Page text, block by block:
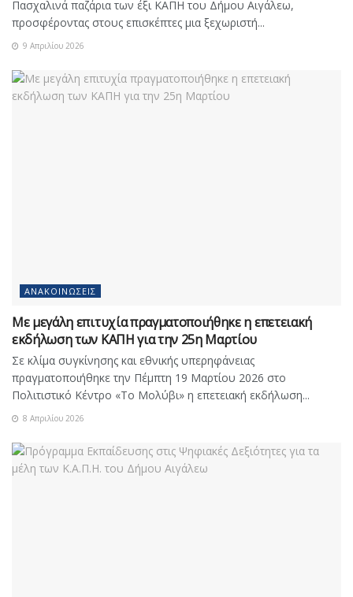
Πασχαλινά παζάρια των έξι ΚΑΠΗ του Δήμου Αιγάλεω,
προσφέροντας στους επισκέπτες μια ξεχωριστή...
9 Απριλίου 2026
ΑΝΑΚΟΙΝΏΣΕΙΣ
Με μεγάλη επιτυχία πραγματοποιήθηκε η επετειακή
εκδήλωση των ΚΑΠΗ για την 25η Μαρτίου
Σε κλίμα συγκίνησης και εθνικής υπερηφάνειας
πραγματοποιήθηκε την Πέμπτη 19 Μαρτίου 2026 στο
Πολιτιστικό Κέντρο «Το Μολύβι» η επετειακή εκδήλωση...
8 Απριλίου 2026